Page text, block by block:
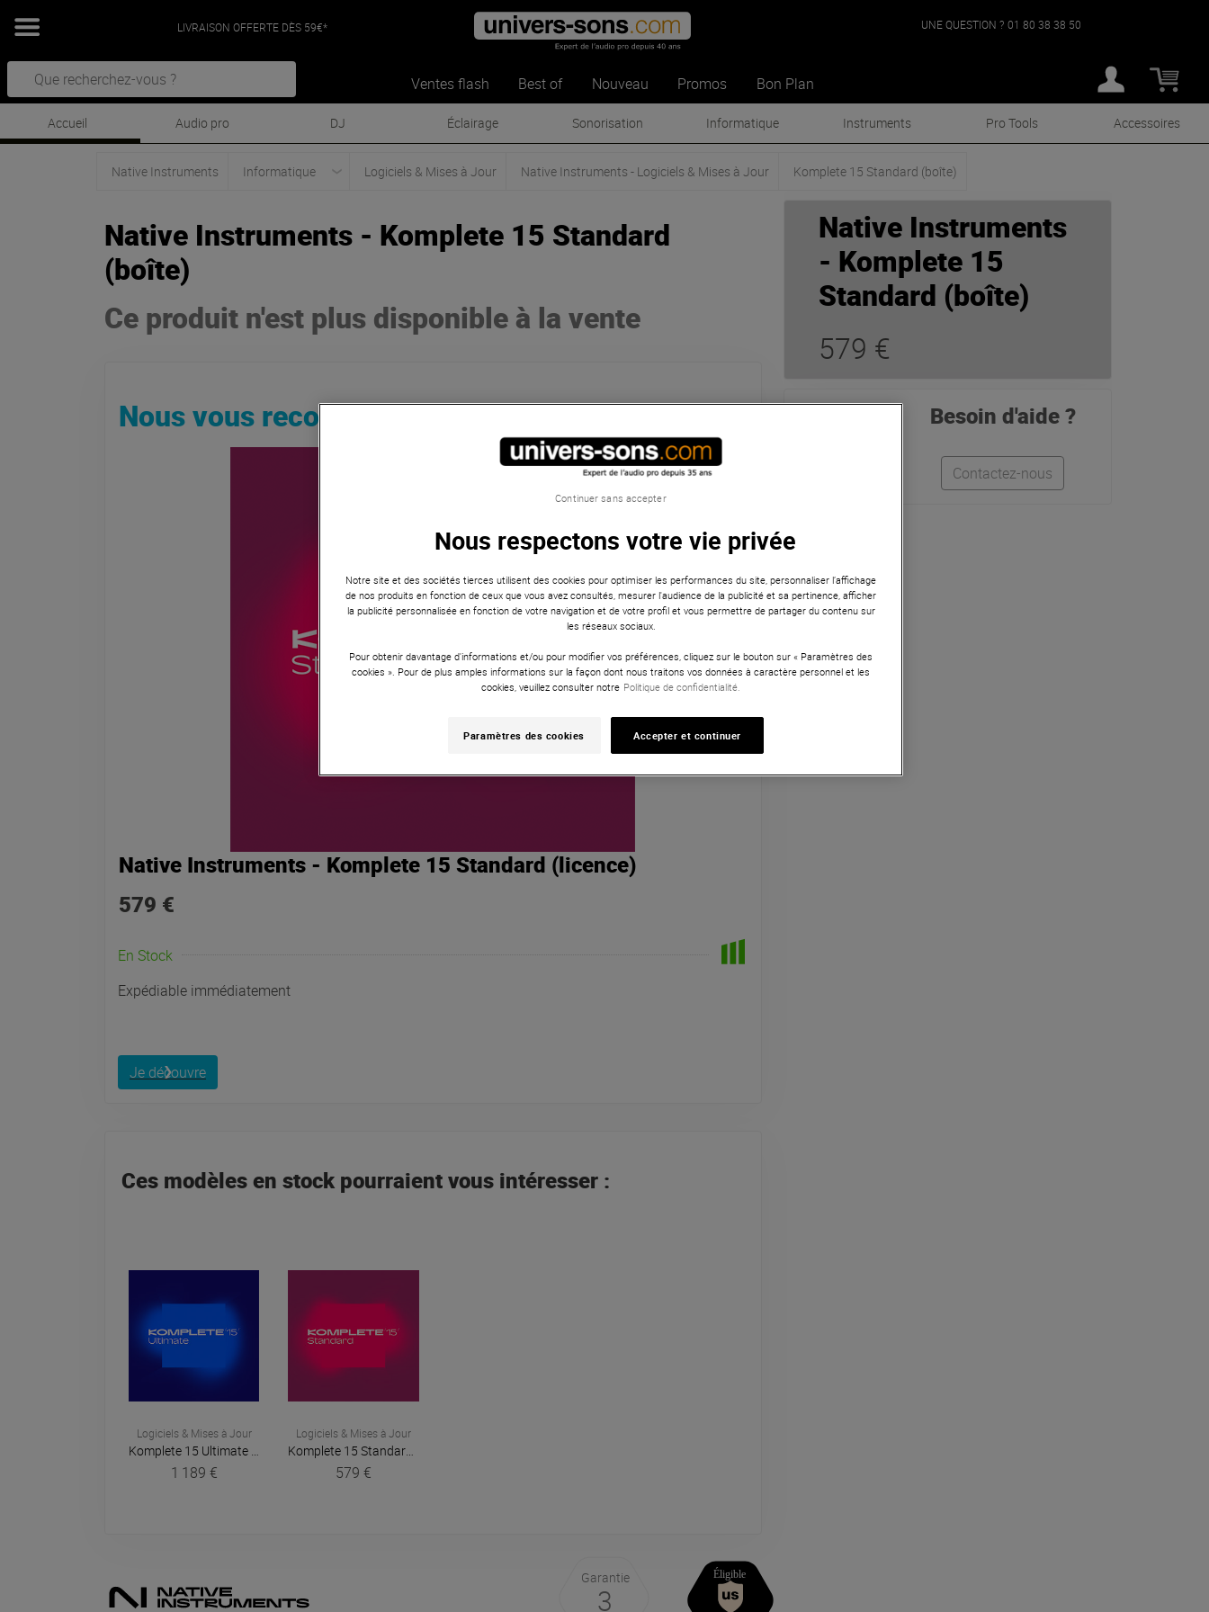
LIVRAISON OFFERTE DÈS 59€*
Ventes flash Best of Nouveau Promos Bon Plan
UNE QUESTION ? 01 80 38 38 50
Accueil Audio pro DJ Éclairage Sonorisation Informatique Instruments Pro Tools Accessoires
Native Instruments Informatique Logiciels & Mises à Jour Native Instruments - Logiciels & Mises à Jour Komplete 15 Standard (boîte)
Native Instruments - Komplete 15 Standard
(boîte)
Ce produit n'est plus disponible à la vente
Nous vous recommandons :
Native Instruments - Komplete 15 Standard (licence)
579 €
En Stock
Expédiable immédiatement
Je découvre
Ces modèles en stock pourraient vous intéresser :
Logiciels & Mises à Jour
Native Instruments
1 189 €
Logiciels & Mises à Jour
579 €
Garantie
3
Native Instruments
- Komplete 15
Standard (boîte)
579 €
Besoin d'aide ?
Contactez-nous
Nous respectons votre vie privée
Notre site et des sociétés tierces utilisent des cookies pour optimiser les performances du site, personnaliser l’affichage
de nos produits en fonction de ceux que vous avez consultés, mesurer l'audience de la publicité et sa pertinence, afficher
la publicité personnalisée en fonction de votre navigation et de votre profil et vous permettre de partager du contenu sur
les réseaux sociaux.
Pour obtenir davantage d'informations et/ou pour modifier vos préférences, cliquez sur le bouton sur « Paramètres des
cookies ». Pour de plus amples informations sur la façon dont nous traitons vos données à caractère personnel et les
cookies, veuillez consulter notre Politique de confidentialité.
Paramètres des cookies Accepter et continuer
Continuer sans accepter